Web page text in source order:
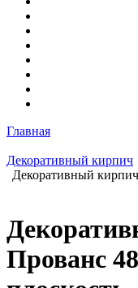
Главная
Декоративный кирпич
Декоративный
Прованс